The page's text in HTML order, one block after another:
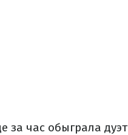
за час обыграла дуэт